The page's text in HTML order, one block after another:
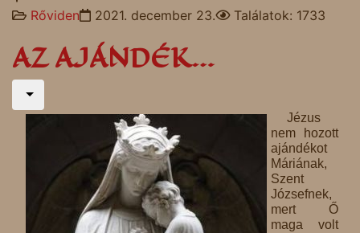
Rőviden 2021. december 23. Találatok: 1733
AZ AJÁNDÉK…
Jézus
nem hozott
ajándékot
Máriának,
Szent
Józsefnek,
mert Ő
maga volt